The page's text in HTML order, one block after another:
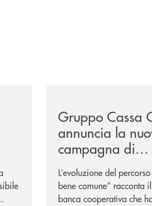
Gruppo Cassa
annuncia la
campagna di
comunicazione
nazionale: “
ESG. Per noi è
L’evoluzione del
bene comune” racconta
banca cooperativa che